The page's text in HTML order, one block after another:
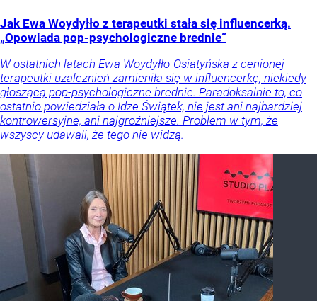
Jak Ewa Woydyłło z terapeutki stała się influencerką.
„Opowiada pop-psychologiczne brednie”
W ostatnich latach Ewa Woydyłło-Osiatyńska z cenionej
terapeutki uzależnień zamieniła się w influencerkę, niekiedy
głoszącą pop-psychologiczne brednie. Paradoksalnie to, co
ostatnio powiedziała o Idze Świątek, nie jest ani najbardziej
kontrowersyjne, ani najgroźniejsze. Problem w tym, że
wszyscy udawali, że tego nie widzą.